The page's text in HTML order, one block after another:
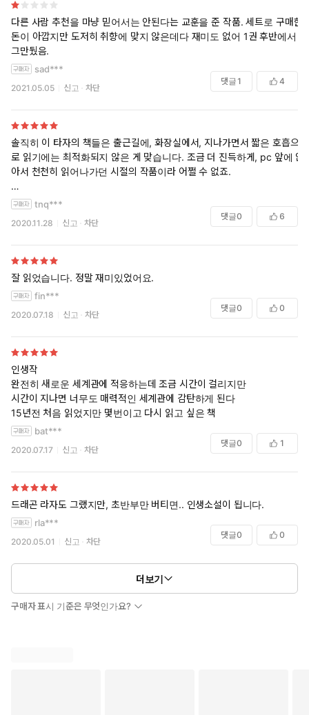
다른 사람 추천을 마냥 믿어서는 안된다는 교훈을 준 작품. 세트로 구매한
돈이 아깝지만 도저히 취향에 맞지 않은데다 재미도 없어 1권 후반에서
그만뒀음.
sad***
2021.05.05 신고 차단
댓글 1 4
솔직히 이 타자의 책들은 출근길에, 화장실에서, 지나가면서 짧은 호흡으
로 읽기에는 최적화되지 않은 게 맞습니다. 조금 더 진득하게, pc 앞에 앉
아서 천천히 읽어나가던 시절의 작품이라 어쩔 수 없죠.
또 뭐 흔히 들리는 엔딩이 왜 이러냐 엔딩조루다 하는 이야기에도 공감은
갑니다. 작가의 다른 작품인 퓨처워커랑 폴랩에서 특유의 엔딩이 정점에
다다르기는 한데 눈마새 시점에서도 그런 끼가 없다고는 못하겠네요.
다만 저는 이 작가가 엔딩을 맺는 방식이 나빴다고는 생각하지 않아요. 적
어도 새 시리즈와 드래곤 라자는 명확한 결말을 보여준다고 생각합니다.
요. 확실히 라자 시절보다도 독창적인 세계에서 진행되는 이야기니 충분
히 그럴 수 있다고 생각해요.
세계를 너무 좁히는 거라고 생각해요. 입맛이 계속 그렇게 길들여지다 보
면, 이 좁은 세계에도 점차 질리게 됩니다. 더 자극적인, 더 급진적인 걸
보다 보면 어느새 주인공이 만나는 모든 대상이 적일 수 있으니 반으로 갈
라 죽여야 한다는 느낌이 올 수 있다고 생각해요. 그런데 그거에도 질린다
면, 다음에는 뭘 재미있게 볼 수 있을까요?
이런 의미에서 종종 낯선 세계관을, 낯선 작가의 글을 보는 것도 좋을 거
다른 분께도 이 작품이 그런 의미가 될 수 있다면 기쁘겠네요.
tnq***
2020.11.28 신고 차단
댓글0 6
잘 읽었습니다. 정말 재미있었어요.
fin***
2020.07.18 신고 차단
댓글0 0
인생작
완전히 새로운 세계관에 적응하는데 조금 시간이 걸리지만
시간이 지나면 너무도 매력적인 세계관에 감탄하게 된다
15년전 처음 읽었지만 몇번이고 다시 읽고 싶은 책
bat***
2020.07.17 신고 차단
댓글0 1
드래곤 라자도 그랬지만, 초반부만 버티면.. 인생소설이 됩니다.
rla***
2020.05.01 신고 차단
댓글0 0
더보기
구매자 표시 기준은 무엇인가요?